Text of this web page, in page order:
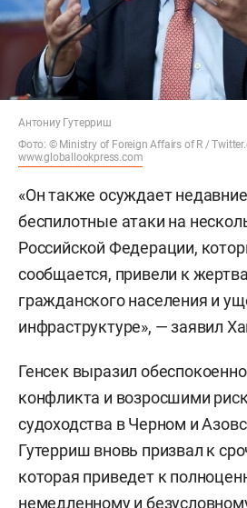
Антониу Гутерриш
Фото: © Ministry of Foreign Affairs of R /
www.globallookpress.com
«Он также осуждает
беспилотные атаки на
Российской Федерации,
сообщается, привели к
гражданского населения и
инфраструктуре», — заявил
Генсек выразил
конфликта и возросшими
судоходства в Черном и
Гутерриш вновь призвал к
которая приведет к
немедленному и